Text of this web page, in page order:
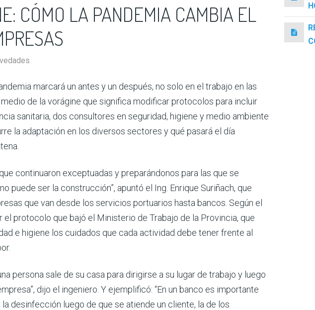
CÓMO LA PANDEMIA CAMBIA EL
marcará un antes y un después, no solo en el trabajo en las
de la vorágine que significa modificar protocolos para incluir
sanitaria, dos consultores en seguridad, higiene y medio ambiente
la adaptación en los diversos sectores y qué pasará el día
continuaron exceptuadas y preparándonos para las que se
puede ser la construcción”, apuntó el Ing. Enrique Suriñach, que
que van desde los servicios portuarios hasta bancos. Según el
protocolo que bajó el Ministerio de Trabajo de la Provincia, que
e higiene los cuidados que cada actividad debe tener frente al
persona sale de su casa para dirigirse a su lugar de trabajo y luego
dijo el ingeniero. Y ejemplificó: “En un banco es importante
desinfección luego de que se atiende un cliente, la de los